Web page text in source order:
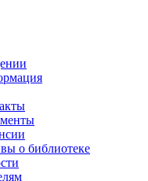
о библиотеке